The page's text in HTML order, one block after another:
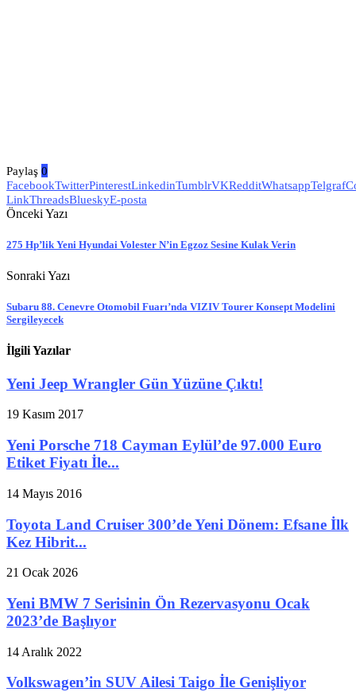
Paylaş 0
FacebookTwitterPinterestLinkedinTumblrVKRedditWhatsappTelgraf
LinkThreadsBlueskyE-posta
Önceki Yazı
275 Hp’lik Yeni Hyundai Volester N’in Egzoz Sesine Kulak Verin
Sonraki Yazı
Subaru 88. Cenevre Otomobil Fuarı’nda VIZIV Tourer Konsept Modelini
Sergileyecek
İlgili Yazılar
Yeni Jeep Wrangler Gün Yüzüne Çıktı!
19 Kasım 2017
Yeni Porsche 718 Cayman Eylül’de 97.000 Euro
Etiket Fiyatı İle...
14 Mayıs 2016
Toyota Land Cruiser 300’de Yeni Dönem: Efsane İlk
Kez Hibrit...
21 Ocak 2026
Yeni BMW 7 Serisinin Ön Rezervasyonu Ocak
2023’de Başlıyor
14 Aralık 2022
Volkswagen’in SUV Ailesi Taigo İle Genişliyor